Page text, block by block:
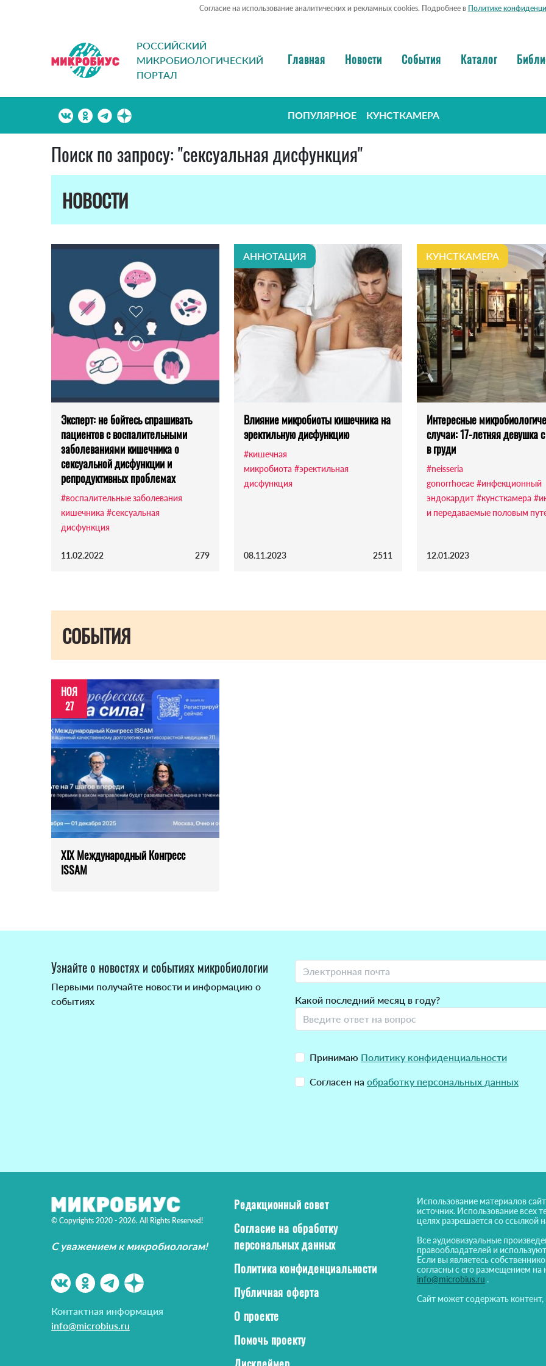
Согласие на использование аналитических и рекламных cookies. Подробнее в Политике
РОССИЙСКИЙ
МИКРОБИОЛОГИЧЕСКИЙ
ПОРТАЛ
Главная Новости События Каталог
ПОПУЛЯРНОЕ КУНСТКАМЕРА
Поиск по запросу: "сексуальная дисфункция"
НОВОСТИ
Эксперт: не бойтесь спрашивать
пациентов с воспалительными
заболеваниями кишечника о
сексуальной дисфункции и
репродуктивных проблемах
#воспалительные заболевания
кишечника #сексуальная
дисфункция
11.02.2022 279
АННОТАЦИЯ
Влияние микробиоты кишечника на
эректильную дисфункцию
#кишечная
микробиота #эректильная
дисфункция
08.11.2023 2511
КУНСТКАМЕРА
Интересные
случаи: 17-летняя девушка
в груди
#neisseria
gonorrhoeae #инфекционный
эндокардит #кунсткамера
и передаваемые половым
12.01.2023
СОБЫТИЯ
НОЯ
27
XIX Международный Конгресс
ISSAM
Узнайте о новостях и событиях микробиологии
Первыми получайте новости и информацию о
событиях
Какой последний месяц в году?
Принимаю Политику конфиденциальности
Согласен на обработку персональных данных
© Copyrights 2020 - 2026. All Rights Reserved!
С уважением к микробиологам!
Контактная информация
info@microbius.ru
Редакционный совет
Согласие на обработку
персональных данных
Политика конфиденциальности
Публичная оферта
О проекте
Помочь проекту
Использование материалов
источник. Использование всех
целях разрешается со ссылкой
Все аудиовизуальные
правообладателей и
Если вы являетесь
согласны с его размещением
info@microbius.ru .
Сайт может содержать